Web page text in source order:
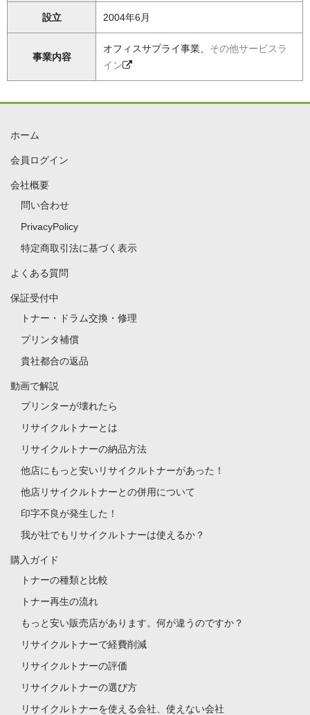
設立 2004年6月
事業内容
オフィスサプライ事業、 その他サービスラ
イン
ホーム
会員ログイン
会社概要
問い合わせ
PrivacyPolicy
特定商取引法に基づく表示
よくある質問
保証受付中
トナー・ドラム交換・修理
プリンタ補償
貴社都合の返品
動画で解説
プリンターが壊れたら
リサイクルトナーとは
リサイクルトナーの納品方法
他店にもっと安いリサイクルトナーがあった！
他店リサイクルトナーとの併用について
印字不良が発生した！
我が社でもリサイクルトナーは使えるか？
購入ガイド
トナーの種類と比較
トナー再生の流れ
もっと安い販売店があります。何が違うのですか？
リサイクルトナーで経費削減
リサイクルトナーの評価
リサイクルトナーの選び方
リサイクルトナーを使える会社、使えない会社